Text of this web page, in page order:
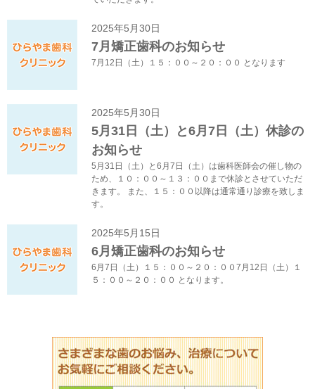
2025年5月30日
7月矯正歯科のお知らせ
7月12日（土）１５：００～２０：００ となります
2025年5月30日
5月31日（土）と6月7日（土）休診の
お知らせ
5月31日（土）と6月7日（土）は歯科医師会の催し物の
ため、１０：００～１３：００まで休診とさせていただ
きます。 また、１５：００以降は通常通り診療を致しま
す。
2025年5月15日
6月矯正歯科のお知らせ
6月7日（土）１５：００～２０：００7月12日（土）１
５：００～２０：００ となります。